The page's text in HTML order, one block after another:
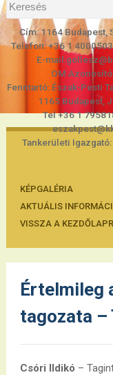
Cím: 1164 Budapest,
Telefon: +36 1
E-
OM
Fenntartó: Észak-Pesti
1165 Budapest,
Tel +36 1
Tankerületi
KÉPGALÉRIA
AKTUÁLIS
VISSZA A
Értelmileg
tagozata –
Csóri Ildikó –